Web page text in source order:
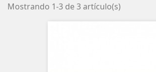
Mostrando 1-3 de 3 artículo(s)